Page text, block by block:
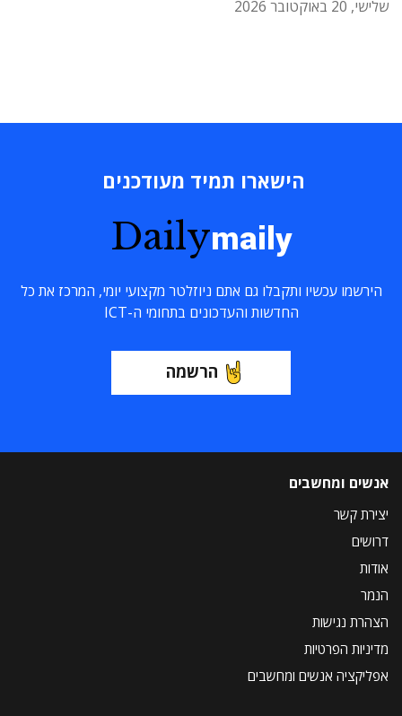
שלישי, 20 באוקטובר 2026
הישארו תמיד מעודכנים
Dailymaily
הירשמו עכשיו ותקבלו גם אתם ניוזלטר מקצועי יומי, המרכז את כל
החדשות והעדכונים בתחומי ה-ICT
הרשמה
אנשים ומחשבים
יצירת קשר
דרושים
אודות
הנמר
הצהרת נגישות
מדיניות הפרטיות
אפליקציה אנשים ומחשבים